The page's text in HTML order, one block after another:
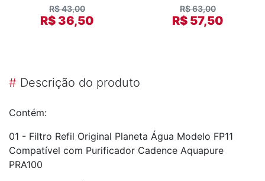
R$ 43,00
R$ 36,50
R$ 63,00
R$ 57,50
# Descrição do produto
Contém:
01 - Filtro Refil Original Planeta Água Modelo FP11
Compatível com Purificador Cadence Aquapure
PRA100